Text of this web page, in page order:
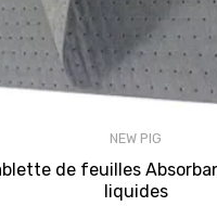
NEW PIG
de feuilles
liquides